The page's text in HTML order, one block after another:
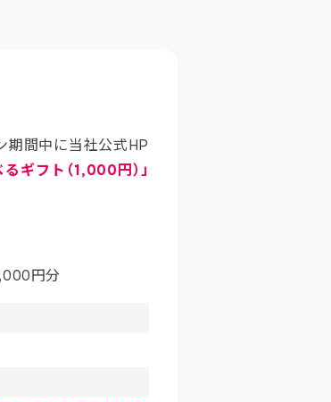
期間中に当社公式HP
るギフト（1,000円）」
円分